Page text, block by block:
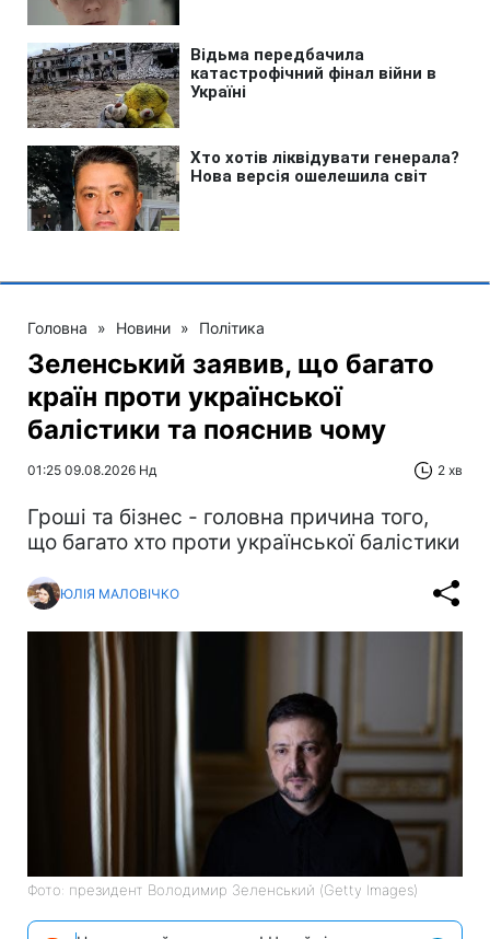
Головна » Новини » Політика
Зеленський заявив, що багато
країн проти української
балістики та пояснив чому
01:25 09.08.2026 Нд 2 хв
Гроші та бізнес - головна причина того,
що багато хто проти української балістики
ЮЛІЯ МАЛОВІЧКО
Фото: президент Володимир Зеленський (Getty Images)